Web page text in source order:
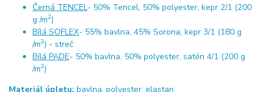
Černá TENCEL- 50% Tencel, 50% polyester, kepr 2/1 (200
g /m2)
Bílá SOFLEX- 55% bavlna, 45% Sorona, kepr 3/1 (180 g
/m2) - streč
Bílá PADE- 50% bavlna, 50% polyester, satén 4/1 (200 g
/m2)
Materiál úpletu: bavlna, polyester, elastan